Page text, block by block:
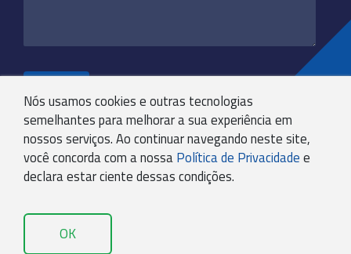
Nós usamos cookies e outras tecnologias
semelhantes para melhorar a sua experiência em
nossos serviços. Ao continuar navegando neste site,
você concorda com a nossa Política de Privacidade e
declara estar ciente dessas condições.
OK
+55 31 3244-4800
COMUNICACAO@KRYPTONBPO.COM.BR
RUA VISCONDE DE TAUNAY, 173 - SÃO LUCAS - BH -